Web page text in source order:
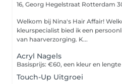
16, Georg Hegelstraat Rotterdam
Welkom bij Nina's Hair Affair! Welkom bij Nina's Hair Affair. Als
kleurspecialist bied ik een
van haarverzorging. K...
Acryl Nagels
Touch-Up Uitgroei